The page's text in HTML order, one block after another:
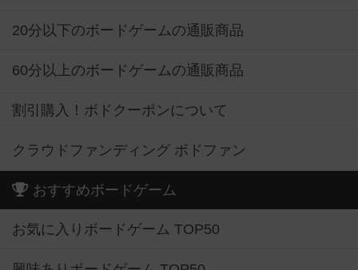
20分以下のボードゲームの通販商品
60分以上のボードゲームの通販商品
割引購入！ボドクーポンについて
クラウドファンディング ボドファン
おすすめボードゲーム
お気に入りボードゲーム TOP50